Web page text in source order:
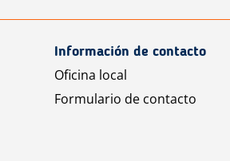
Información de contacto
Oficina local
Formulario de contacto